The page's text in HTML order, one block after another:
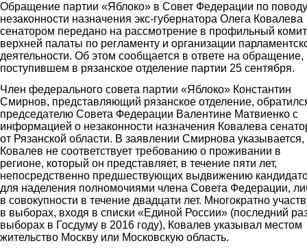
Обращение партии «Яблоко» в Совет Федерации по поводу
незаконности назначения экс-губернатора Олега Ковалева
сенатором передано на рассмотрение в профильный
верхней палаты по регламенту и организации
деятельности. Об этом сообщается в ответе на обращение,
поступившем в рязанское отделение партии 25 сентября.
Член федерального совета партии «Яблоко» Константин
Смирнов, представляющий рязанское отделение,
председателю Совета Федерации Валентине Матвиенко с
информацией о незаконности назначения Ковалева
от Рязанской области. В заявлении Смирнова указывается,
Ковалев не соответствует требованию о проживании в
регионе, который он представляет, в течение пяти лет,
непосредственно предшествующих выдвижению
для наделения полномочиями члена Совета Федерации,
в совокупности в течение двадцати лет. Многократно
в выборах, входя в списки «Единой России» (последний
выборах в Госдуму в 2016 году), Ковалев указывал местом
жительство Москву или Московскую область.